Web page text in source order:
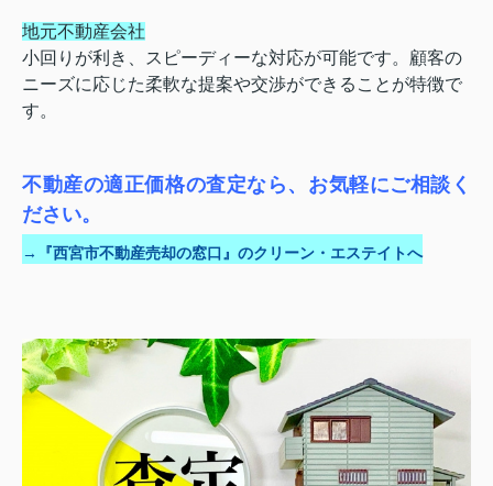
地元不動産会社
小回りが利き、スピーディーな対応が可能です。顧客の
ニーズに応じた柔軟な提案や交渉ができることが特徴で
す。
不動産の適正価格の査定なら、お気軽にご相談く
ださい。
→『西宮市不動産売却の窓口』のクリーン・エステイトへ